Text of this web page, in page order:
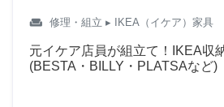
weekend 修理・組立 ▸ IKEA（イケア）家具
元イケア店員が組立て！IKEA収
(BESTA・BILLY・PLATSAなど)